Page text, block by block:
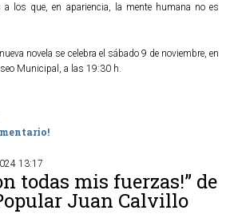
a los que, en apariencia, la mente humana no es
novela se celebra el sábado 9 de noviembre, en
Municipal, a las 19:30 h.
13:17
todas mis fuerzas!” de
Juan Calvillo